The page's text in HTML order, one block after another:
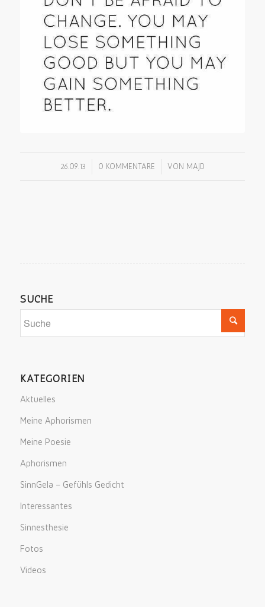
26.09.13 0 KOMMENTARE
/ VON MAJD
SUCHE
KATEGORIEN
Aktuelles
Meine Aphorismen
Meine Poesie
Aphorismen
SinnGela – Gefühls Gedicht
Interessantes
Sinnesthesie
Fotos
Videos